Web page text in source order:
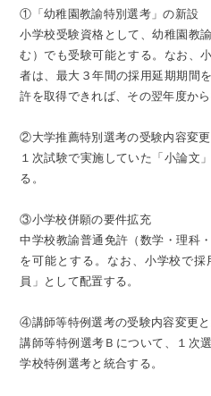
①「幼稚園教諭特別選考」の新設
小学校受験資格として、幼稚園教
む）でも受験可能とする。なお、
者は、最大３年間の採用延期期間
許を取得できれば、その翌年度から
②大学推薦特別選考の受験内容変更
１次試験で実施していた「小論文
る。
③小学校併願の要件拡充
中学校教諭普通免許（数学・理科
を可能とする。なお、小学校で
員」として配置する。
④講師等特例選考の受験内容変更
講師等特例選考Ｂについて、１次
学校特例選考と統合する。